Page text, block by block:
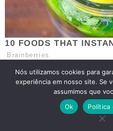
Nós utilizamos cookies para
experiência em nosso site. Se
assumimos que
Ok
Política